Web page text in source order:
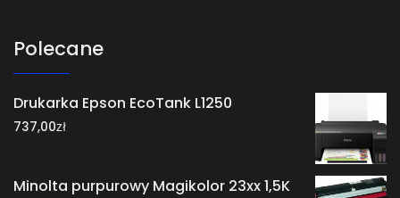
Polecane
Drukarka Epson EcoTank L1250
737,00zł
Minolta purpurowy Magikolor 23xx 1,5K